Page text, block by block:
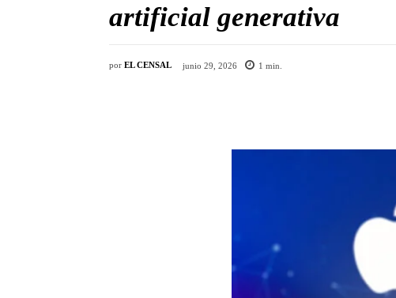
artificial generativa
por EL CENSAL junio 29, 2026 1 min.